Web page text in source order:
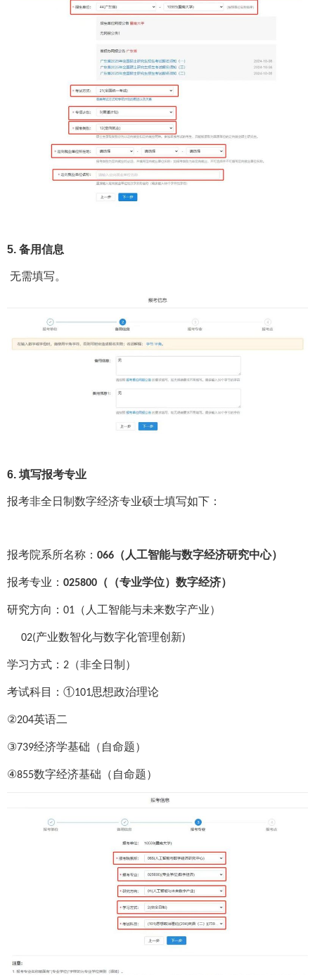
5. 备用信息
无需填写。
6. 填写报考专业
报考非全日制数字经济专业硕士填写如下：
报考院系所名称： 066 （人工智能与数字经济研究中心）
报考专业： 025800 （（专业学位）数字经济）
研究方向： 01 （人工智能与未来数字产业）
02(产业数智化与数字化管理创新)
学习方式： 2 （非全日制）
考试科目： ①101思想政治理论
②204英语二
③739经济学基础（自命题）
④855数字经济基础（自命题）